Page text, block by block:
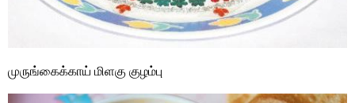
முருங்கைக்காய் மிளகு குழம்பு